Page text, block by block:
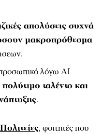
απολύσεις συχνά
μακροπρόθεσμα
προσωπικό λόγω AI
ταλέντο και
.
, φοιτητές που